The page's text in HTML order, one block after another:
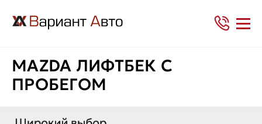
MAZDA ЛИФТБЕК С
ПРОБЕГОМ